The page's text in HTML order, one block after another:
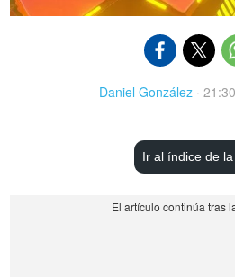
Daniel González ·
Ir al índice de